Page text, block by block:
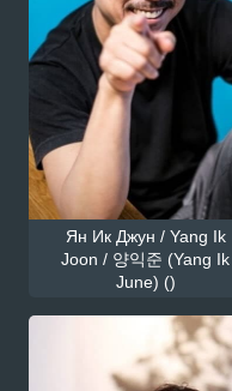
Ян Ик Джун / Yang Ik
Joon / 양익준 (Yang Ik
June) ()